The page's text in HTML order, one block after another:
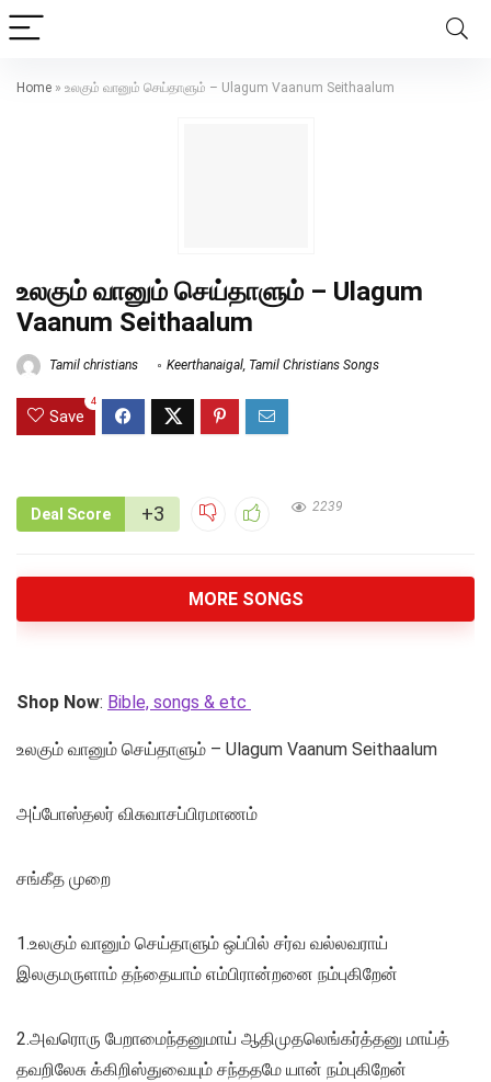
Home » உலகும் வானும் செய்தாளும் – Ulagum Vaanum Seithaalum
உலகும் வானும் செய்தாளும் – Ulagum
Vaanum Seithaalum
Tamil christians Keerthanaigal, Tamil Christians Songs
Save
4
Deal Score +3 2239
MORE SONGS
Shop Now: Bible, songs & etc
உலகும் வானும் செய்தாளும் – Ulagum Vaanum Seithaalum
அப்போஸ்தலர் விசுவாசப்பிரமாணம்
சங்கீத முறை
1.உலகும் வானும் செய்தாளும் ஒப்பில் சர்வ வல்லவராய்
இலகுமருளாம் தந்தையாம் எம்பிரான்றனை நம்புகிறேன்
2.அவரொரு பேறாமைந்தனுமாய் ஆதிமுதலெங்கர்த்தனு மாய்த்
தவறிலேசு க்கிறிஸ்துவையும் சந்ததமே யான் நம்புகிறேன்